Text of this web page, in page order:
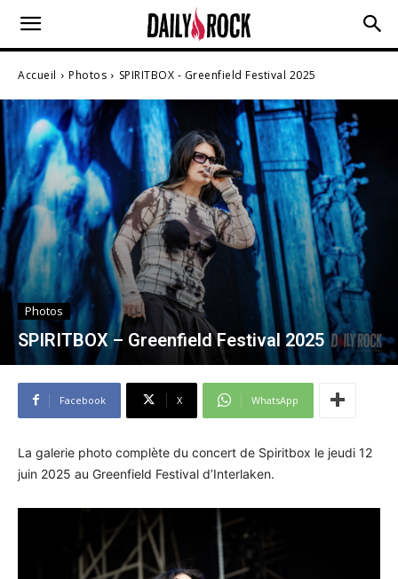
Accueil Photos SPIRITBOX - Greenfield Festival 2025
Photos
SPIRITBOX – Greenfield Festival 2025
Facebook X WhatsApp
La galerie photo complète du concert de Spiritbox le jeudi 12
juin 2025 au Greenfield Festival d’Interlaken.